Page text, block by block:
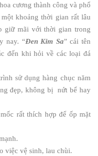
cương thành công và phổ
khoảng thời gian rất lâu
giữ mãi với thời gian trong
nay. “Đen Kim Sa” cái tên
đến khi hỏi về các loại đá
sử dụng hàng chục năm
đẹp, không bị nứt bể hay
rất thích hợp để ốp mặt
việc vệ sinh, lau chùi.